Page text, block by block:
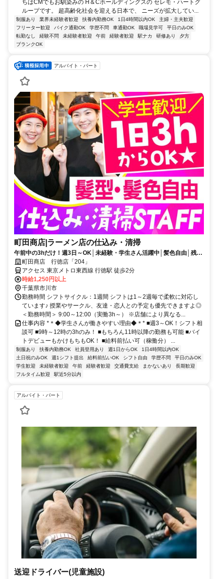
ちはCMでもお馴染みの H＆Cホールディングスの セレモ・ハートグ
ループです。 超高齢化社会を迎える日本で、 ニーズが拡大してい...
制服あり 業界未経験者歓迎 扶養内勤務OK 1日4時間以内OK
主婦・主夫歓迎
フリーター歓迎
バイク通勤OK 学歴不問 車通勤OK 職場見学可
平日のみOK
転勤なし
経験不問 未経験者歓迎 午前 経験者歓迎 駅ナカ 研修あり
夕方
ブランクOK
アルバイト・パート
町田商店|ラーメン店の仕込み・清掃
午前中の3hだけ！週3日～OK│未経験・学生さん活躍中│髪色自由│残業
なし町田商店 行徳店「204」
アクセス 東京メトロ東西線 行徳駅 徒歩2分
時給1,250円以上
千葉県市川市
勤務時間 シフトサイクル：1週間 シフトは1～2週毎で柔軟に対応し
ています♪ 授業やサークル、友達・恋人との予定も優先できますよ◎
＜勤務時間＞ 9:00～12:00（実働3h～） ※店舗により異なる...
仕事内容 *＊◆学生さんが働きやすい理由◆＊* ■週3～OK！シフト相
談可 ■9時～12時の3hのみ！ ■もちろん11時以降の勤務も可能 ■バイ
トデビューもかけもちもOK！ ■給料前払い可（稼働分） ...
制服あり 扶養内勤務OK 社員登用あり 週1日からOK
1日4時間以内OK
土日祝のみOK
週1シフト提出 給料前払いOK シフト自由 学歴不問
平日のみOK
学生歓迎
未経験者歓迎 午前 経験者歓迎 交通費支給 まかないあり
長期歓迎
フルタイム歓迎
駅近5分以内
アルバイト・パート
送迎ドライバー(児童施設)